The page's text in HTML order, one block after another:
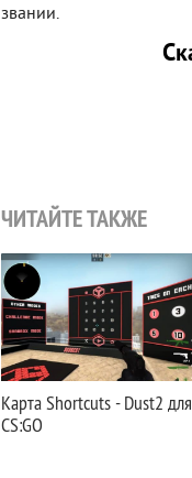
звании.
ЧИТАЙТЕ ТАКЖЕ
Карта Shortcuts - Dust2 для
CS:GO